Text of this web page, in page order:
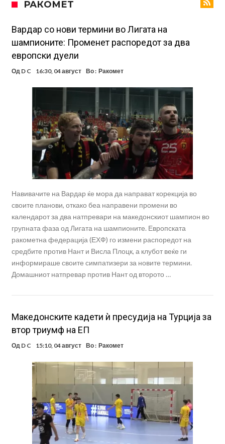
Фиренца во транс од Мастантоно
Продаден резервниот голман на Сити за 50 милиони евра
Сврзуваат уште еден англиски репрезентативец со Ливерпул
УЕФА повторно се заканува со бојкот на турнирите на ФИФА
поради Инфантино
Мурињо бесен поради одлуката на Реал: Протекоа детали од
разговорот што го потресе Мадрид!
РАКОМЕТ
Вардар со нови термини во Лигата на
шампионите: Променет распоредот за два
европски дуели
Од D C 16:30, 04 август Во : Ракомет
Навивачите на Вардар ќе мора да направат корекција во
своите планови, откако беа направени промени во
календарот за два натпревари на македонскиот шампион во
групната фаза од Лигата на шампионите. Европската
ракометна федерација (ЕХФ) го измени распоредот на
средбите против Нант и Висла Плоцк, а клубот веќе ги
информираше своите симпатизери за новите термини.
Домашниот натпревар против Нант од второто …
Македонските кадети ѝ пресудија на Турција за
втор триумф на ЕП
Од D C 15:10, 04 август Во : Ракомет